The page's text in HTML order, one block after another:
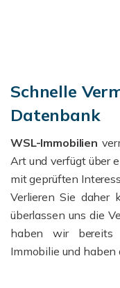
Schnelle
Datenbank
WSL-Immobilien
Art und verfügt über
mit geprüften
Verlieren Sie daher
überlassen uns die
haben wir bereits
Immobilie und haben